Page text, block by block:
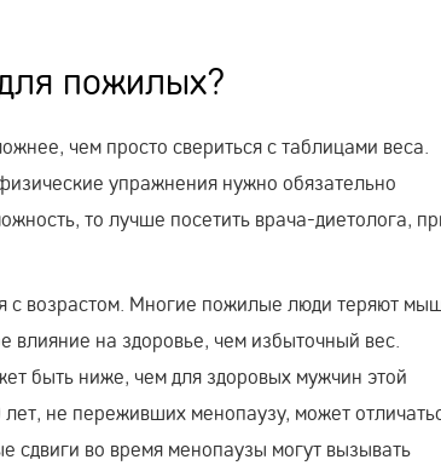
пожилых?
чем просто свериться с таблицами веса.
упражнения нужно обязательно
то лучше посетить врача-диетолога,
с возрастом. Многие пожилые люди теряют
влияние на здоровье, чем избыточный вес.
быть ниже, чем для здоровых мужчин этой
не переживших менопаузу, может
сдвиги во время менопаузы могут вызывать